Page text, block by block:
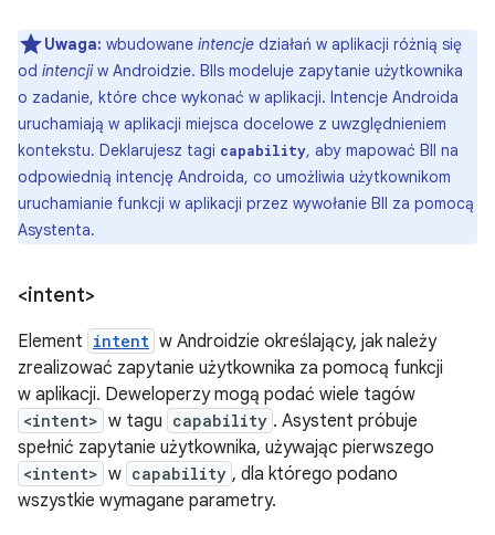
Uwaga: wbudowane intencje działań w aplikacji różnią się
od intencjiw Androidzie. BIIs modeluje zapytanie użytkownika
o zadanie, które chce wykonać w aplikacji. Intencje Androida
uruchamiają w aplikacji miejsca docelowe z uwzględnieniem
kontekstu. Deklarujesz tagi capability, aby mapować BII na
odpowiednią intencję Androida, co umożliwia użytkownikom
uruchamianie funkcji w aplikacji przez wywołanie BII za pomocą
Asystenta.
<intent>
Element intent w Androidzie określający, jak należy
zrealizować zapytanie użytkownika za pomocą funkcji
w aplikacji. Deweloperzy mogą podać wiele tagów
<intent> w tagu capability . Asystent próbuje
spełnić zapytanie użytkownika, używając pierwszego
<intent> w capability , dla którego podano
wszystkie wymagane parametry.